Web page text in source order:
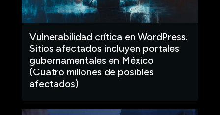
Vulnerabilidad crítica en WordPress.
Sitios afectados incluyen portales
gubernamentales en México
(Cuatro millones de posibles
afectados)